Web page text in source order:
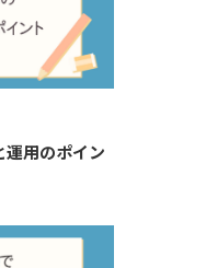
用のポイン